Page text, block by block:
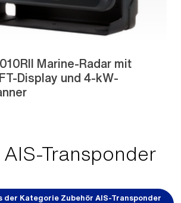
Marine-Radar mit
Display und 4-kW-
Transponder
der Kategorie Zubehör AIS-Transponder